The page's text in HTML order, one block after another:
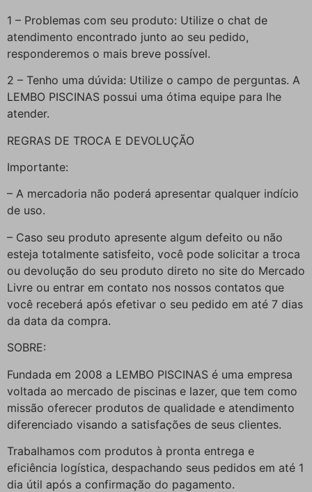
1 – Problemas com seu produto: Utilize o chat de
atendimento encontrado junto ao seu pedido,
responderemos o mais breve possível.
2 – Tenho uma dúvida: Utilize o campo de perguntas. A
LEMBO PISCINAS possui uma ótima equipe para lhe
atender.
REGRAS DE TROCA E DEVOLUÇÃO
Importante:
– A mercadoria não poderá apresentar qualquer indício
de uso.
– Caso seu produto apresente algum defeito ou não
esteja totalmente satisfeito, você pode solicitar a troca
ou devolução do seu produto direto no site do Mercado
Livre ou entrar em contato nos nossos contatos que
você receberá após efetivar o seu pedido em até 7 dias
da data da compra.
SOBRE:
Fundada em 2008 a LEMBO PISCINAS é uma empresa
voltada ao mercado de piscinas e lazer, que tem como
missão oferecer produtos de qualidade e atendimento
diferenciado visando a satisfações de seus clientes.
Trabalhamos com produtos à pronta entrega e
eficiência logística, despachando seus pedidos em até 1
dia útil após a confirmação do pagamento.